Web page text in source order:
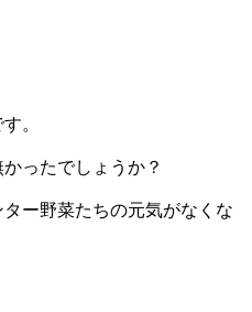
。
ったでしょうか？
ー野菜たちの元気がなくな